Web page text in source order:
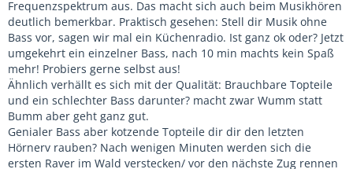
Frequenzspektrum aus. Das macht sich auch beim Musikhören
deutlich bemerkbar. Praktisch gesehen: Stell dir Musik ohne
Bass vor, sagen wir mal ein Küchenradio. Ist ganz ok oder? Jetzt
umgekehrt ein einzelner Bass, nach 10 min machts kein Spaß
mehr! Probiers gerne selbst aus!
Ähnlich verhällt es sich mit der Qualität: Brauchbare Topteile
und ein schlechter Bass darunter? macht zwar Wumm statt
Bumm aber geht ganz gut.
Genialer Bass aber kotzende Topteile dir dir den letzten
Hörnerv rauben? Nach wenigen Minuten werden sich die
ersten Raver im Wald verstecken/ vor den nächste Zug rennen